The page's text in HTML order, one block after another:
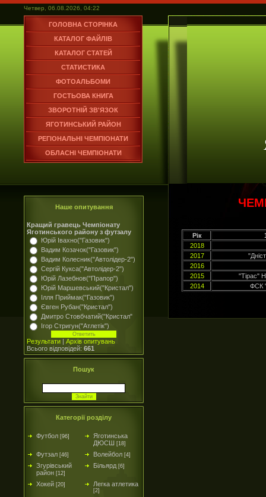
Четвер, 06.08.2026, 04:22
ГОЛОВНА СТОРІНКА
КАТАЛОГ ФАЙЛІВ
КАТАЛОГ СТАТЕЙ
СТАТИСТИКА
ФОТОАЛЬБОМИ
ГОСТЬОВА КНИГА
ЗВОРОТНІЙ ЗВ'ЯЗОК
ЯГОТИНСЬКИЙ РАЙОН
РЕГІОНАЛЬНІ ЧЕМПІОНАТИ
ОБЛАСНІ ЧЕМПІОНАТИ
Наше опитування
Кращий гравець Чемпіонату
Яготинського району з футзалу
Юрій Івахно("Газовик")
Вадим Козачок("Газовик")
Вадим Колесник("Автолідер-2")
Сергій Кукса("Автолідер-2")
Юрій Лазебнов("Прапор")
Юрій Маршевський("Кристал")
Ілля Приймак("Газовик")
Євген Рубан("Кристал")
Дмитро Стовбчатий("Кристал"
Ігор Стригун("Атлетік")
Результати | Архів опитувань
Всього відповідей: 661
Пошук
Категорії розділу
Футбол [96]
Яготинська
ДЮСШ [18]
Футзал [46] Волейбол [4]
Згурівський
район [12]
Більярд [6]
Хокей [20] Легка атлетика
[2]
Рік
2018
2017
2016
2015
"Тірас"
2014
ФСК